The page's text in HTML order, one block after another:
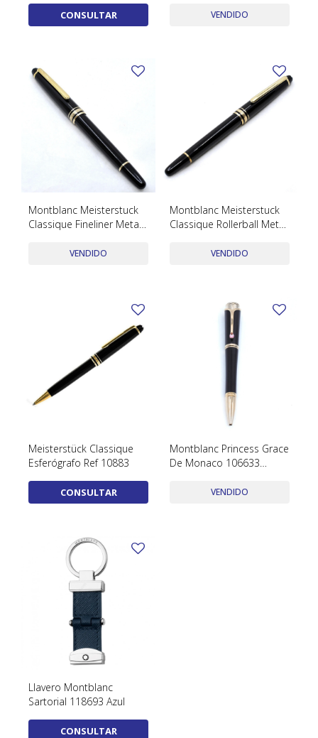
CONSULTAR VENDIDO
Montblanc Meisterstuck
Classique Fineliner Metal
VENDIDO
Montblanc Meisterstuck
Classique Rollerball Metal
VENDIDO
Meisterstück Classique
Esferógrafo Ref 10883
CONSULTAR
Montblanc Princess Grace
De Monaco 106633
Con Estuche Y Papeles
VENDIDO
Llavero Montblanc
Sartorial 118693 Azul
CONSULTAR